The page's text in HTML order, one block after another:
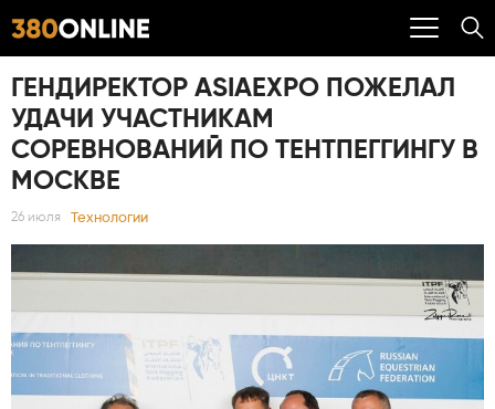
ГЕНДИРЕКТОР ASIAEXPO ПОЖЕЛАЛ
УДАЧИ УЧАСТНИКАМ
СОРЕВНОВАНИЙ ПО ТЕНТПЕГГИНГУ В
МОСКВЕ
26 июля Технологии